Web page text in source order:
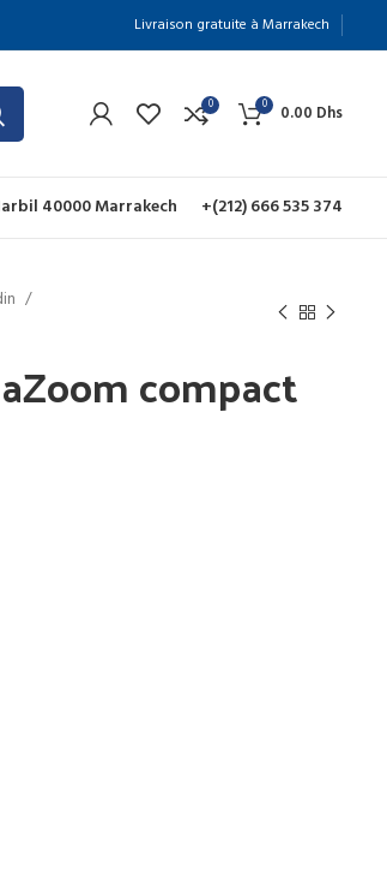
Livraison gratuite à Marrakech
0 0 0.00 Dhs
40000 Marrakech +(212) 666 535 374
compact